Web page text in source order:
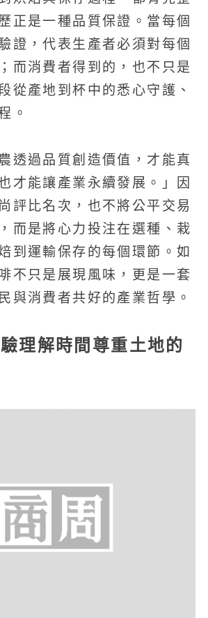
正是一種品質保證。當每個
證，代表生產者必須對每個
而消費者得到的，也不只是
從產地到杯中的悉心守護、
。
透過品質創造價值，才能真
才能讓產業永續發展。」因
評比名次，也不將公平交易
而是將心力投注在選種、栽
到運輸保存的每個環節。如
不只是展現風味，更是一套
與消費者共好的產業哲學。
理解時間尊重土地的